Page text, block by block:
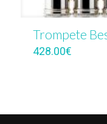
Trompete
428.00€